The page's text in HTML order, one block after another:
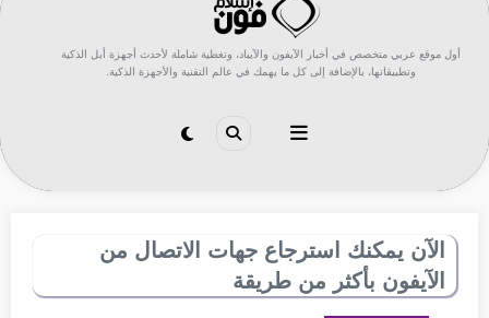
أول موقع عربي متخصص في أخبار الآيفون والآيباد، وتغطية شاملة لأحدث أجهزة أبل الذكية
وتطبيقاتها، بالإضافة إلى كل ما يهمك في عالم التقنية والأجهزة الذكية.
الآن يمكنك استرجاع جهات الاتصال من
الآيفون بأكثر من طريقة